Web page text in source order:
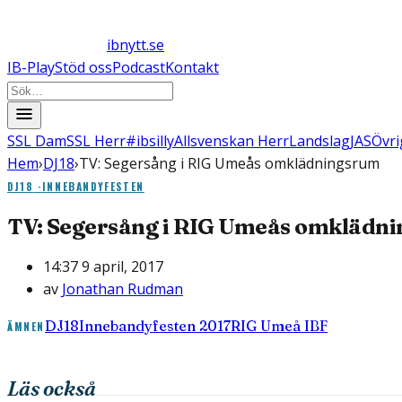
ibnytt.se
IB-PlayStöd ossPodcastKontakt
SSL DamSSL Herr#ibsillyAllsvenskan HerrLandslagJAS
Hem›DJ18›TV: Segersång i RIG Umeås omklädningsrum
DJ18 ·INNEBANDYFESTEN
TV: Segersång i RIG Umeås
14:37 9 april, 2017
av Jonathan Rudman
ÄMNENDJ18Innebandyfesten 2017RIG Umeå IBF
Läs också